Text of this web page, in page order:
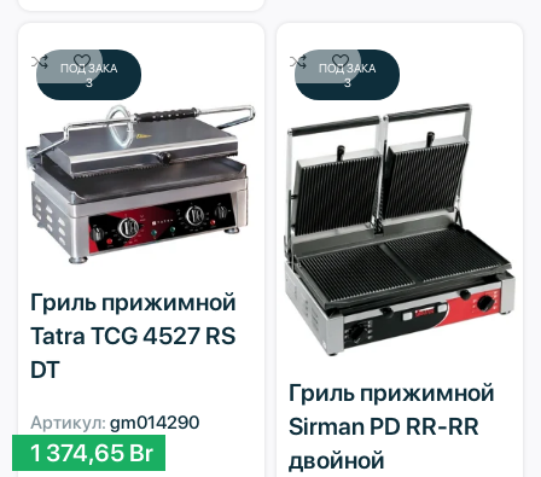
ПОД ЗАКА
З
Гриль прижимной
Tatra TCG 4527 RS
DT
Артикул: gm014290
1 374,65 Br
ПОД ЗАКА
З
Гриль прижимной
Sirman PD RR-RR
двойной